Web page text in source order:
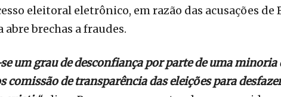
eleitoral eletrônico, em razão das acusações de
abre brechas a fraudes.
um grau de desconfiança por parte de uma minoria
comissão de transparência das eleições para